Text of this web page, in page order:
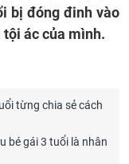
bị đóng đinh vào
ác của mình.
từng chia sẻ cách
bé gái 3 tuổi là nhân